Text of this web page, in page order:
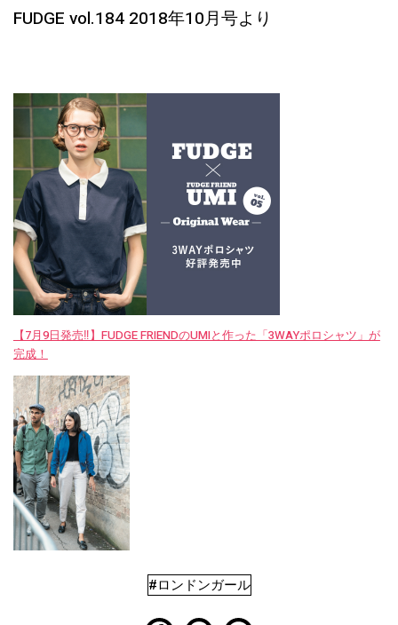
FUDGE vol.184 2018年10月号より
【7月9日発売‼︎】FUDGE FRIENDのUMIと作った「3WAYポロシャツ」が
完成！
#ロンドンガール